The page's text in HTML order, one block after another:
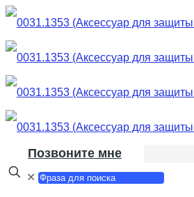
Позвоните мне
✕